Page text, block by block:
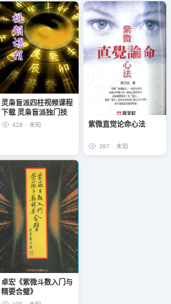
灵枭盲派四柱视频课程
下载 灵枭盲派独门技
法四柱八字高清录像
428 · 未知 紫微直觉论命心法
397 · 未知
卓宏《紫微斗数入门与
精要合璧》